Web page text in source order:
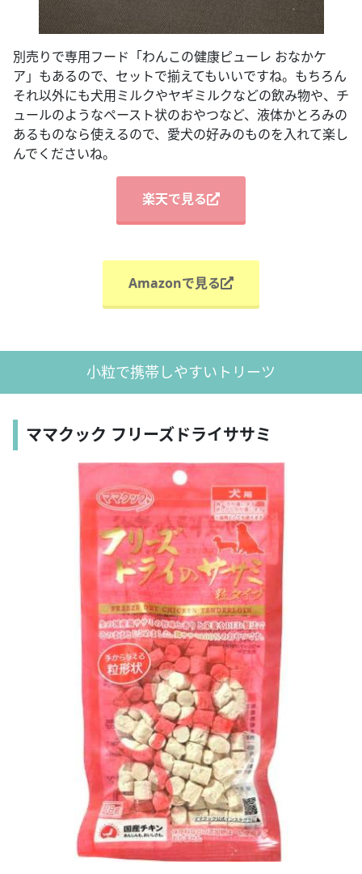
別売りで専用フード「わんこの健康ピューレ おなかケ
ア」もあるので、セットで揃えてもいいですね。もちろん
それ以外にも犬用ミルクやヤギミルクなどの飲み物や、チ
ュールのようなペースト状のおやつなど、液体かとろみの
あるものなら使えるので、愛犬の好みのものを入れて楽し
んでくださいね。
楽天で見る
Amazonで見る
小粒で携帯しやすいトリーツ
ママクック フリーズドライササミ